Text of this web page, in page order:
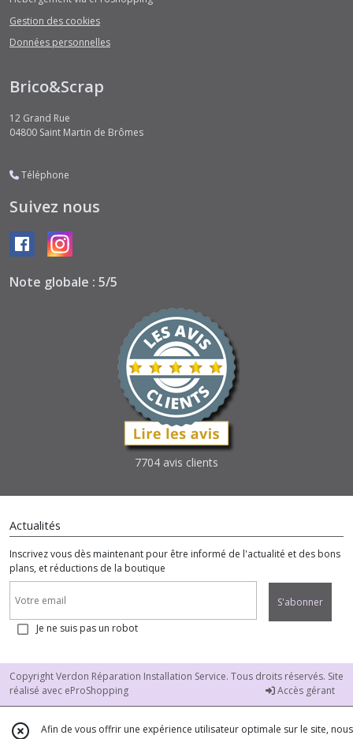
Gestion des cookies
Données personnelles
Brico&Scrap
12 Grand Rue
04800 Saint Martin de Brômes
Téléphone
Suivez nous
Note globale : 5/5
7704 avis clients
Actualités
Inscrivez vous dès maintenant pour être informé de l'actualité et des bons
plans, et réductions de la boutique
S'abonner
Je ne suis pas un robot
Copyright Verdon Réparation Installation Service. Tous droits réservés. Site
réalisé avec eProShopping Accès gérant
Afin de vous offrir une expérience utilisateur optimale sur le site, nous